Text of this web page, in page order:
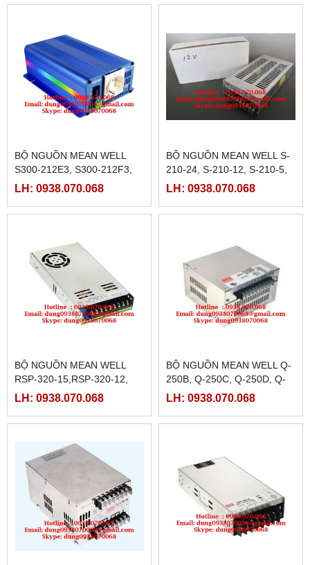
BỘ NGUỒN MEAN WELL
S300-212E3, S300-212F3,
S300-224F3
LH: 0938.070.068
BỘ NGUỒN MEAN WELL S-
210-24, S-210-12, S-210-5,
S-210-15, S-210-7.5, S-210-
LH: 0938.070.068
BỘ NGUỒN MEAN WELL
RSP-320-15,RSP-320-12,
RSP-320-5, RSP-320-24,
LH: 0938.070.068
BỘ NGUỒN MEAN WELL Q-
250B, Q-250C, Q-250D, Q-
250F
LH: 0938.070.068